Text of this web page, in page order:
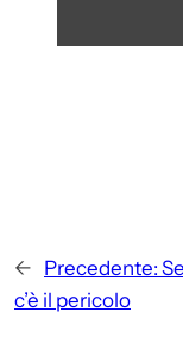
← Precedente:
c’è il pericolo